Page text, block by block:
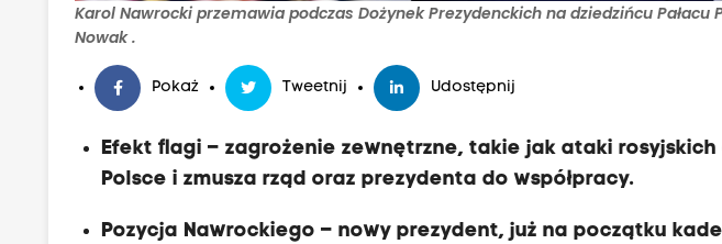
Karol Nawrocki przemawia podczas Dożynek Prezydenckich na dziedzińcu
Nowak .
Pokaż Tweetnij Udostępnij
Efekt flagi – zagrożenie zewnętrzne, takie jak ataki rosyjskich
Polsce i zmusza rząd oraz prezydenta do współpracy.
Pozycja Nawrockiego – nowy prezydent, już na początku